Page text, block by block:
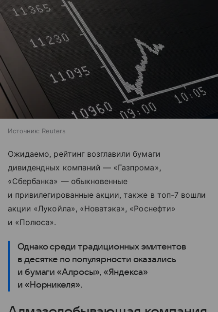
Источник: Reuters
Ожидаемо, рейтинг возглавили бумаги
дивидендных компаний — «Газпрома»,
«Сбербанка» — обыкновенные
и привилегированные акции, также в топ-7 вошли
акции «Лукойла», «Новатэка», «Роснефти»
и «Полюса».
Однако среди традиционных эмитентов
в десятке по популярности оказались
и бумаги «Алросы», «Яндекса»
и «Норникеля».